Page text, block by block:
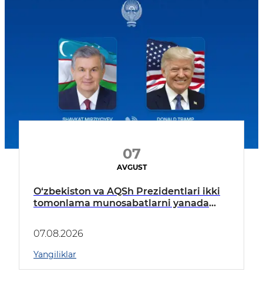
07
AVGUST
O‘zbekiston va AQSh Prezidentlari ikki
tomonlama munosabatlarni yanada
07.08.2026
Yangiliklar